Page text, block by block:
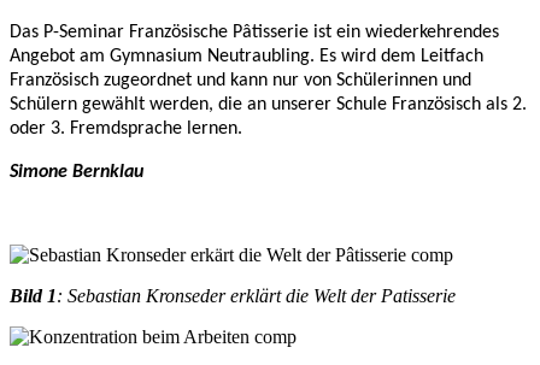
Das P-Seminar Französische Pâtisserie ist ein wiederkehrendes
Angebot am Gymnasium Neutraubling. Es wird dem Leitfach
Französisch zugeordnet und kann nur von Schülerinnen und
Schülern gewählt werden, die an unserer Schule Französisch als 2.
oder 3. Fremdsprache lernen.
Simone Bernklau
Bild 1: Sebastian Kronseder erklärt die Welt der Patisserie